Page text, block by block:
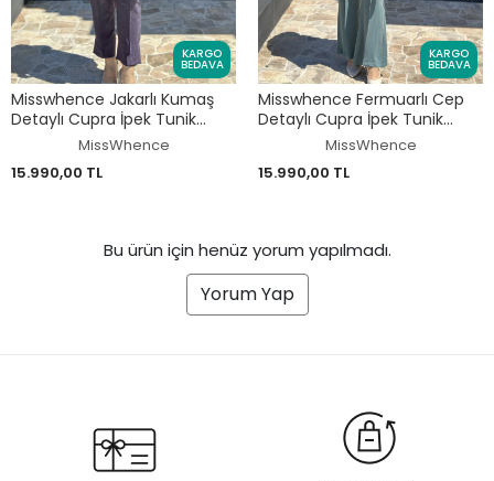
KARGO
BEDAVA
Misswhence Jakarlı Kumaş
Detaylı Cupra İpek Tunik
Pantolon Takım 39014
MissWhence
15.990,00 TL
KARGO
BEDAVA
Misswhence Fermuarlı Cep
Detaylı Cupra İpek Tunik
Pantolon Takım 39025
MissWhence
15.990,00 TL
Bu ürün için henüz yorum yapılmadı.
Yorum Yap